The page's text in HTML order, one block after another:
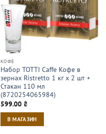
КОФЕ
Набор TOTTI Caffe Кофе в
зернах Ristrettо 1 кг х 2 шт +
Стакан 110 мл
(8720254065984)
599.00 ₴
В МАГАЗИН